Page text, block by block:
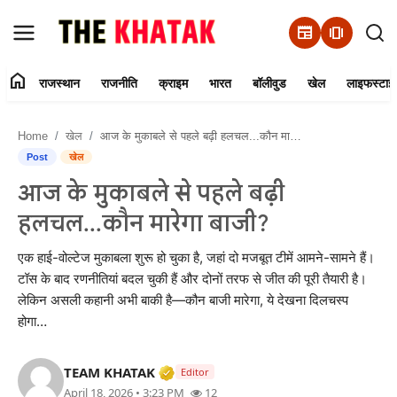
newspaper amp_stories
Contact Us
राजस्थान
क्राइम
भारत
बॉलीवुड
home राजस्थान राजनीति क्राइम भारत बॉलीवुड खेल
Home खेल आज के मुकाबले से पहले बढ़ी हलचल...कौन मारेगा बाजी?
Post खेल
आज के मुकाबले से पहले बढ़ी
हलचल...कौन मारेगा बाजी?
एक हाई-वोल्टेज मुकाबला शुरू हो चुका है, जहां दो मजबूत टीमें आमने-सामने हैं।
टॉस के बाद रणनीतियां बदल चुकी हैं और दोनों तरफ से जीत की पूरी तैयारी है।
लेकिन असली कहानी अभी बाकी है—कौन बाजी मारेगा, ये देखना दिलचस्प
होगा…
TEAM KHATAK Verified Media or Organization •
Editor
April 18, 2026 • 3:23 PM 12